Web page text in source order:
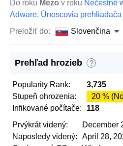
Do roku Mezo v roku Nečestné
Adware, Únoscovia prehliadača
Preložiť do:
Slovenčina
Prehľad hrozieb ?
Popularity Rank:
3,735
Stupeň ohrozenia:
20 %
Infikované počítače:
118
Prvýkrát videný:
December
Naposledy videný:
April 28,